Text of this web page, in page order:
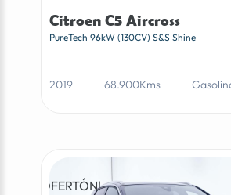
Citroen C5 Aircross
PureTech 96kW (130CV) S&S Shine
2019 68.900Kms
¡OFERTÓN!